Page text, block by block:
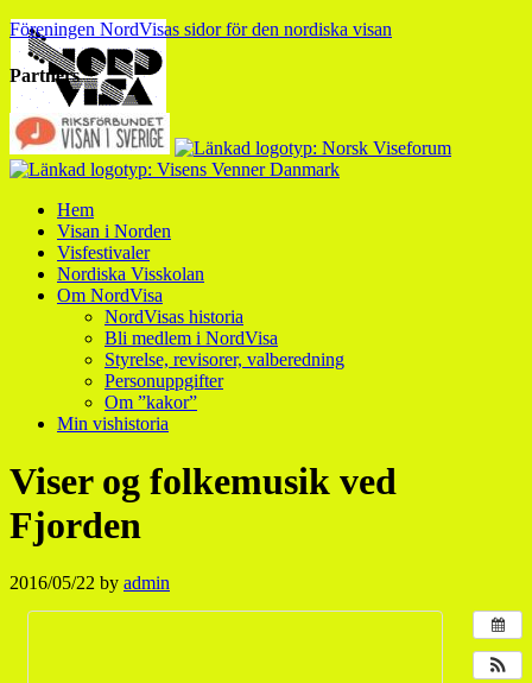
Föreningen NordVisas sidor för den nordiska visan
Partners
Hem
Visan i Norden
Visfestivaler
Nordiska Visskolan
Om NordVisa
NordVisas historia
Bli medlem i NordVisa
Styrelse, revisorer, valberedning
Personuppgifter
Om ”kakor”
Min vishistoria
Viser og folkemusik ved
Fjorden
2016/05/22 by admin